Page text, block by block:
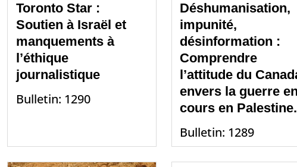
Toronto Star :
Soutien à Israël et
manquements à
l’éthique
journalistique
Bulletin: 1290
Déshumanisation,
impunité,
désinformation :
Comprendre
l’attitude du
envers la guerre
cours en Palestine.
Bulletin: 1289